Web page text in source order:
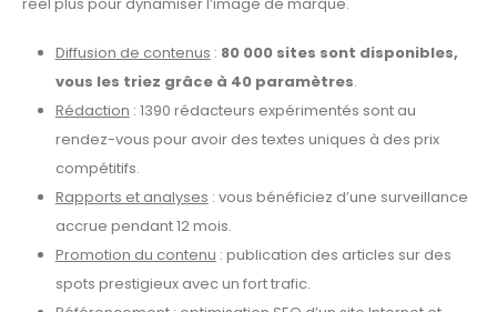
réel plus pour dynamiser l’image de marque.
Diffusion de contenus : 80 000 sites sont disponibles,
vous les triez grâce à 40 paramètres.
Rédaction : 1390 rédacteurs expérimentés sont au
rendez-vous pour avoir des textes uniques à des prix
compétitifs.
Rapports et analyses : vous bénéficiez d’une surveillance
accrue pendant 12 mois.
Promotion du contenu : publication des articles sur des
spots prestigieux avec un fort trafic.